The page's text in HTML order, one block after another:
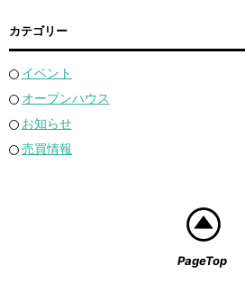
カテゴリー
イベント
オープンハウス
お知らせ
売買情報
PageTop